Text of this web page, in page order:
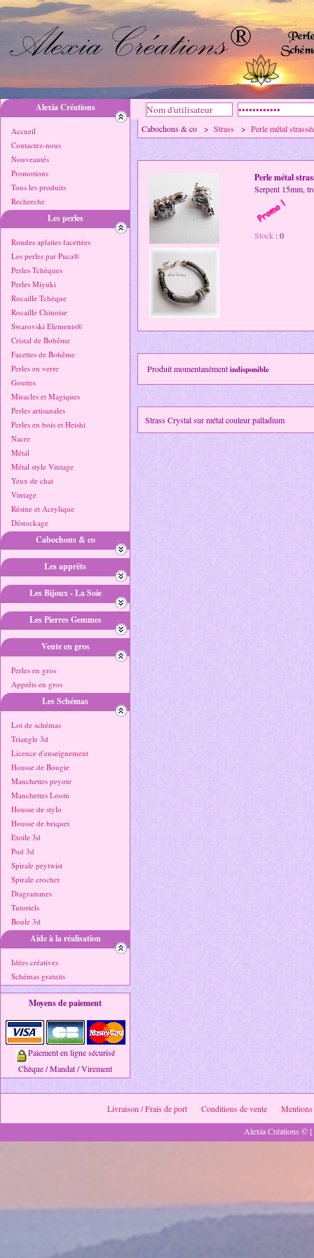
Alexia Créations
Accueil
Contactez-nous
Nouveautés
Promotions
Tous les produits
Recherche
Les perles
Rondes aplaties facettées
Les perles par Puca®
Perles Tchèques
Perles Miyuki
Rocaille Tchèque
Rocaille Chinoise
Swarovski Elements®
Cristal de Bohême
Facettes de Bohême
Perles en verre
Gouttes
Miracles et Magiques
Perles artisanales
Perles en bois et Heishi
Nacre
Métal
Métal style Vintage
Yeux de chat
Vintage
Résine et Acrylique
Déstockage
Cabochons & co
Les apprêts
Les Bijoux - La Soie
Les Pierres Gemmes
Vente en gros
Perles en gros
Apprêts en gros
Les Schémas
Lot de schémas
Triangle 3d
Licence d'enseignement
Housse de Bougie
Manchettes peyote
Manchettes Loom
Housse de stylo
Housse de briquet
Etoile 3d
Pod 3d
Spirale peytwist
Spirale crochet
Diagrammes
Tutoriels
Boule 3d
Aide à la réalisation
Idées créatives
Schémas gratuits
Moyens de paiement
Paiement en ligne sécurisé
Chèque / Mandat / Virement
Cabochons & co > Strass > Perle métal
Perle métal
Serpent 15mm,
Stock : 0
Produit momentanémentindisponible
Strass Crystal sur métal couleur palladium
Livraison / Frais de port Conditions de vente
Mentions
Alexia Créations ©